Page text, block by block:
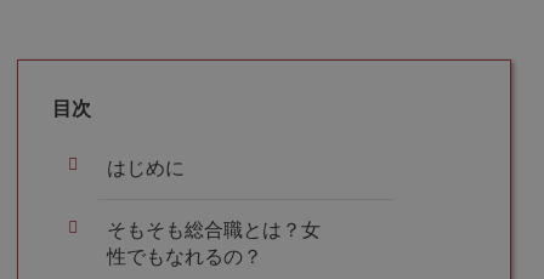
目次
はじめに
そもそも総合職とは？女
性でもなれるの？